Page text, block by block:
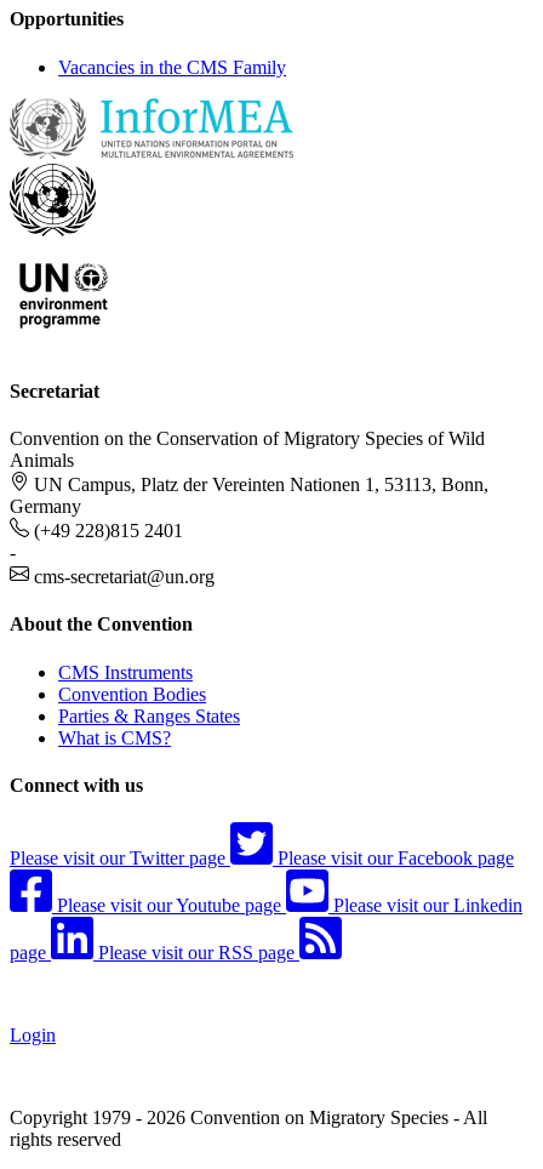
Opportunities
Vacancies in the CMS Family
Secretariat
Convention on the Conservation of Migratory Species of Wild
Animals
UN Campus, Platz der Vereinten Nationen 1, 53113, Bonn,
Germany
(+49 228)815 2401
-
cms-secretariat@un.org
About the Convention
CMS Instruments
Convention Bodies
Parties & Ranges States
What is CMS?
Connect with us
Please visit our Twitter page Please visit our Facebook page
Please visit our Youtube page Please visit our Linkedin
page Please visit our RSS page
Login
Copyright 1979 - 2026 Convention on Migratory Species - All
rights reserved